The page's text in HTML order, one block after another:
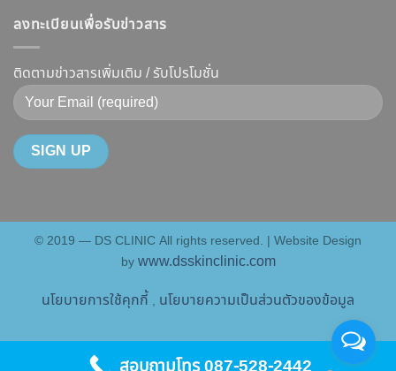
ดี
วิธี
นาน
ที่สุด
ผลลัพธ์
ต่าง
สมบูรณ์
สำหรับ
คน
อยาก
แบบ
ลงทะเบียนเพื่อรับข่าวสาร
ติดตามข่าวสารเพิ่มเติม / รับโปรโมชั่น
© 2019 — DS CLINIC All rights reserved. | Website Design
bywww.dsskinclinic.com
นโยบายการใช้คุกกี้ , นโยบายความเป็นส่วนตัวของข้อมูล